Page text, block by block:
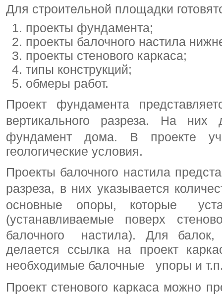
Для строительной площадки
проекты фундамента;
проекты балочного настила
проекты стенового каркаса;
типы конструкций;
обмеры работ.
Проект фундамента
вертикального разреза. На
фундамент дома. В проекте
геологические условия.
Проекты балочного настила
разреза, в них указывается
основные опоры, которые
(устанавливаемые поверх
балочного настила). Для
делается ссылка на проект
необходимые балочные упоры и
Проект стенового каркаса можно